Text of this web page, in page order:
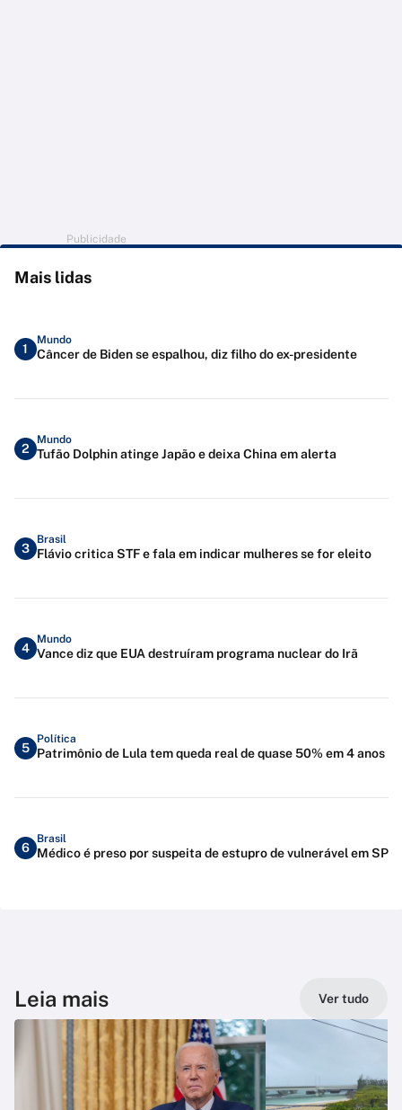
Publicidade
Mais lidas
1
Mundo
Câncer de Biden se espalhou, diz filho do ex-presidente
2
Mundo
Tufão Dolphin atinge Japão e deixa China em alerta
3
Brasil
Flávio critica STF e fala em indicar mulheres se for eleito
4
Mundo
Vance diz que EUA destruíram programa nuclear do Irã
5
Política
Patrimônio de Lula tem queda real de quase 50% em 4 anos
6
Brasil
Médico é preso por suspeita de estupro de vulnerável em SP
Leia mais Ver tudo